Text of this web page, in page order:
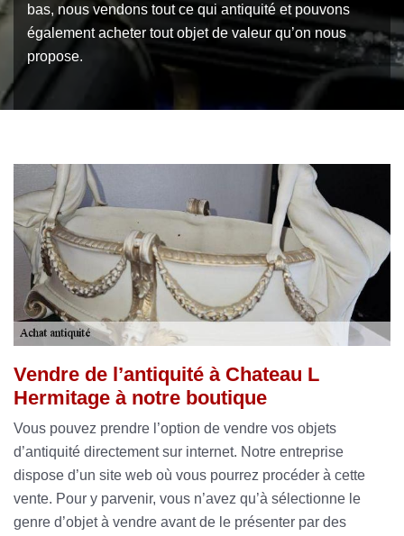
bas, nous vendons tout ce qui antiquité et pouvons
également acheter tout objet de valeur qu’on nous
propose.
Vendre de l’antiquité à Chateau L
Hermitage à notre boutique
Vous pouvez prendre l’option de vendre vos objets
d’antiquité directement sur internet. Notre entreprise
dispose d’un site web où vous pourrez procéder à cette
vente. Pour y parvenir, vous n’avez qu’à sélectionne le
genre d’objet à vendre avant de le présenter par des